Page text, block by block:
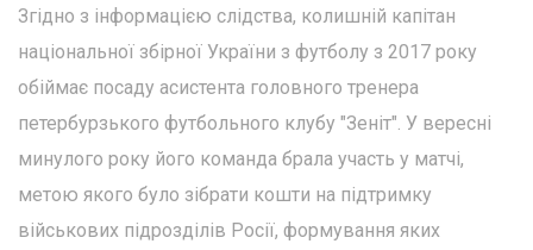
Згідно з інформацією слідства, колишній капітан
національної збірної України з футболу з 2017 року
обіймає посаду асистента головного тренера
петербурзького футбольного клубу "Зеніт". У вересні
минулого року його команда брала участь у матчі,
метою якого було зібрати кошти на підтримку
військових підрозділів Росії, формування яких